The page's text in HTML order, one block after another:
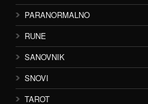
PARANORMALNO
RUNE
SANOVNIK
SNOVI
TAROT